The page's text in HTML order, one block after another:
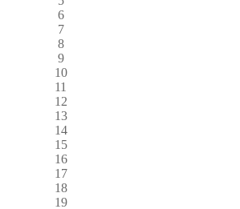
6
7
8
9
10
11
12
13
14
15
16
17
18
19